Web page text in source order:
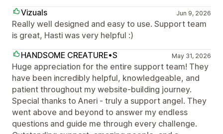
Vizuals
Jun 9, 2026
Really well designed and easy to use. Support team
is great, Hasti was very helpful :)
HANDSOME CREATURE•S
May 31, 2026
Huge appreciation for the entire support team! They
have been incredibly helpful, knowledgeable, and
patient throughout my website-building journey.
Special thanks to Aneri - truly a support angel. They
went above and beyond to answer my endless
questions and guide me through every challenge.